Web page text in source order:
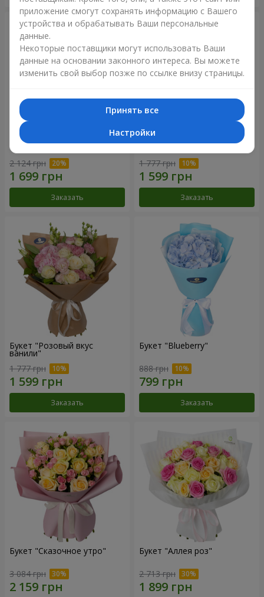
Букет "Панна Котта"
2 124 грн
Заказать
Композиция "Нежное
1 777 грн
Заказать
Букет "Розовый вкус
ванили"
1 777 грн
Заказать
Букет "Blueberry"
888 грн
Заказать
Букет "Сказочное утро"
3 084 грн
Букет "Аллея роз"
2 713 грн
приложение смогут сохранять информацию с Вашего
устройства и обрабатывать Ваши персональные
данные.
Некоторые поставщики могут использовать Ваши
данные на основании законного интереса. Вы можете
изменить свой выбор позже по ссылке внизу страницы.
Принять все
Настройки